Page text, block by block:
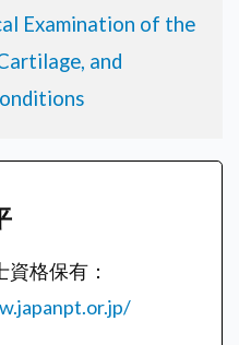
Examination of the
and
格保有：